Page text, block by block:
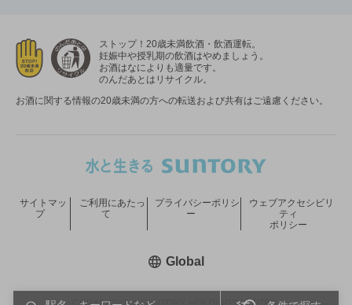
ストップ！20歳未満飲酒・飲酒運転。
妊娠中や授乳期の飲酒はやめましょう。
お酒はなによりも適量です。
のんだあとはリサイクル。
お酒に関する情報の20歳未満の方への転送および共有はご遠慮ください。
サイトマッ
プ
ご利用にあたっ
て
プライバシーポリシ
ー
ウェブアクセシビリ
ティ
ポリシー
Global新しいウィンドウで開く